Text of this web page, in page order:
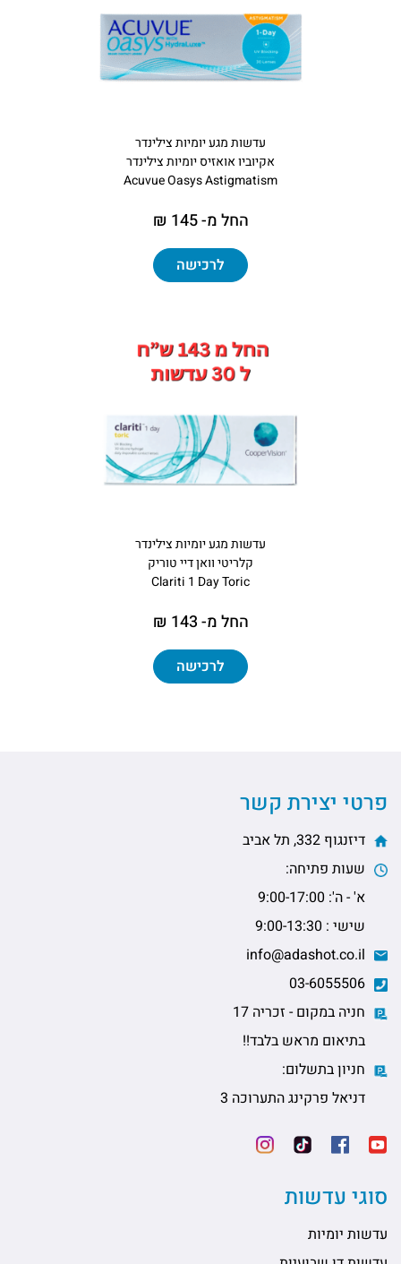
עדשות מגע יומיות צילינדר
אקיוביו אואזיס יומיות צילינדר
Acuvue Oasys Astigmatism
החל מ- 145 ₪
לרכישה
עדשות מגע יומיות צילינדר
קלריטי וואן דיי טוריק
Clariti 1 Day Toric
החל מ- 143 ₪
לרכישה
פרטי יצירת קשר
דיזנגוף 332, תל אביב
שעות פתיחה:
א' - ה': 9:00-17:00
שישי : 9:00-13:30
חניה במקום - זכריה 17
בתיאום מראש בלבד!!
חניון בתשלום:
דניאל פרקינג התערוכה 3
סוגי עדשות
עדשות יומיות